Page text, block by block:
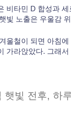
비타민 D 합성과
빛 노출은 우울감
울철이 되면 아침
가라앉았다. 그래서
햇빛 전후, 하